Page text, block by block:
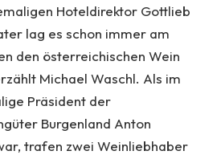
Hoteldirektor Gottlieb
lag es schon immer am
den österreichischen Wein
Michael Waschl. Als im
Präsident der
Burgenland Anton
trafen zwei Weinliebhaber